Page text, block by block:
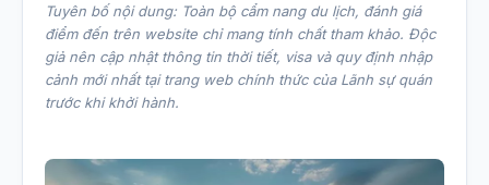
Tuyên bố nội dung: Toàn bộ cẩm nang du lịch, đánh giá
điểm đến trên website chỉ mang tính chất tham khảo. Độc
giả nên cập nhật thông tin thời tiết, visa và quy định nhập
cảnh mới nhất tại trang web chính thức của Lãnh sự quán
trước khi khởi hành.